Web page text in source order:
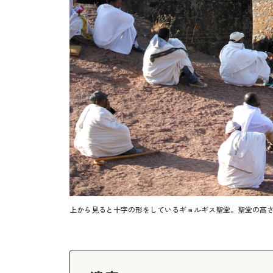
上から見ると十字の形をしているギョルギス聖堂。聖堂の高